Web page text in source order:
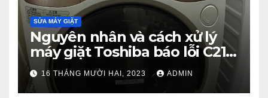
SỬA MÁY GIẶT
Nguyên nhân và cách xử lý
máy giặt Toshiba báo lỗi C21
từ A – Z
16 THÁNG MƯỜI HAI, 2023 ADMIN